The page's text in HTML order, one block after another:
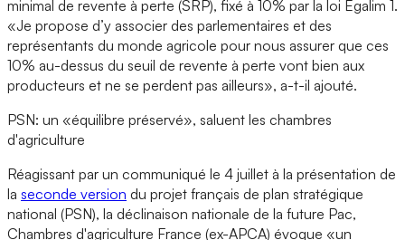
minimal de revente à perte (SRP), fixé à 10% par la loi Egalim 1.
«Je propose d’y associer des parlementaires et des
représentants du monde agricole pour nous assurer que ces
10% au-dessus du seuil de revente à perte vont bien aux
producteurs et ne se perdent pas ailleurs», a-t-il ajouté.
PSN: un «équilibre préservé», saluent les chambres
d'agriculture
Réagissant par un communiqué le 4 juillet à la présentation de
la seconde version du projet français de plan stratégique
national (PSN), la déclinaison nationale de la future Pac,
Chambres d'agriculture France (ex-APCA) évoque «un